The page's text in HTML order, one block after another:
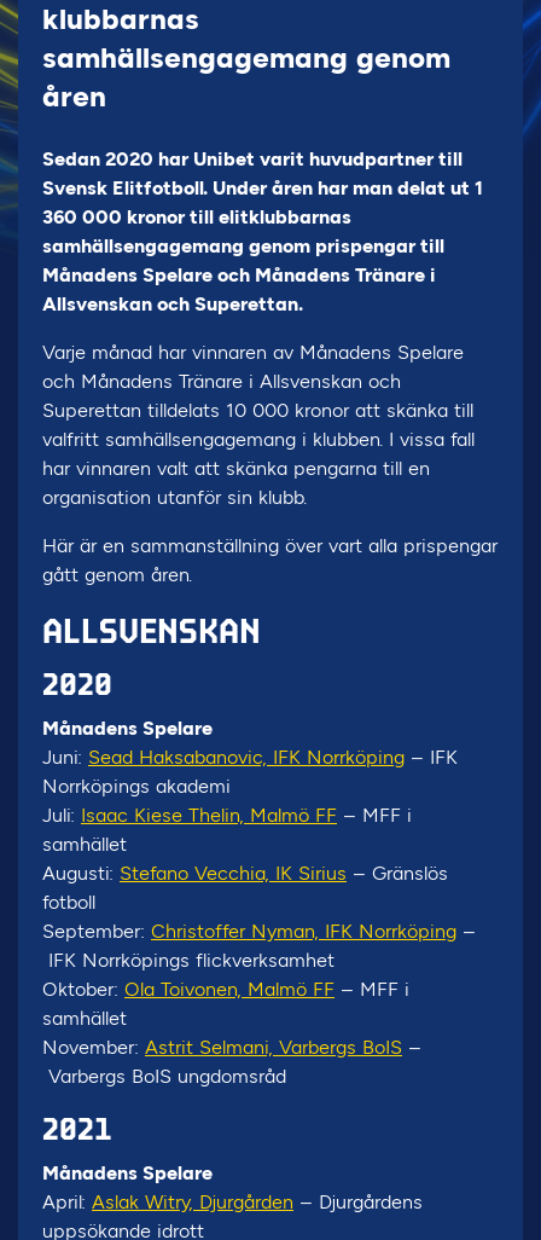
klubbarnas
samhällsengagemang genom
åren
Sedan 2020 har Unibet varit huvudpartner till
Svensk Elitfotboll. Under åren har man delat ut 1
360 000 kronor till elitklubbarnas
samhällsengagemang genom prispengar till
Månadens Spelare och Månadens Tränare i
Allsvenskan och Superettan.
Varje månad har vinnaren av Månadens Spelare
och Månadens Tränare i Allsvenskan och
Superettan tilldelats 10 000 kronor att skänka till
valfritt samhällsengagemang i klubben. I vissa fall
har vinnaren valt att skänka pengarna till en
organisation utanför sin klubb.
Här är en sammanställning över vart alla prispengar
gått genom åren.
ALLSVENSKAN
2020
Månadens Spelare
Juni: Sead Haksabanovic, IFK Norrköping – IFK
Norrköpings akademi
Juli: Isaac Kiese Thelin, Malmö FF – MFF i
samhället
Augusti: Stefano Vecchia, IK Sirius – Gränslös
fotboll
September: Christoffer Nyman, IFK Norrköping –
IFK Norrköpings flickverksamhet
Oktober: Ola Toivonen, Malmö FF – MFF i
samhället
November: Astrit Selmani, Varbergs BoIS –
Varbergs BoIS ungdomsråd
2021
Månadens Spelare
April: Aslak Witry, Djurgården – Djurgårdens
uppsökande idrott